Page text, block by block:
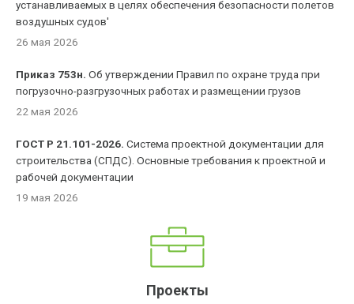
устанавливаемых в целях обеспечения безопасности полетов
воздушных судов'
26 мая 2026
Приказ 753н. Об утверждении Правил по охране труда при
погрузочно-разгрузочных работах и размещении грузов
22 мая 2026
ГОСТ Р 21.101-2026. Система проектной документации для
строительства (СПДС). Основные требования к проектной и
рабочей документации
19 мая 2026
Проекты